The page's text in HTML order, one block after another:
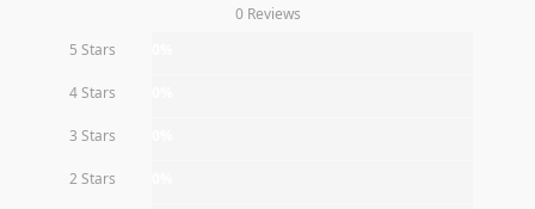
0 Reviews
5 Stars
4 Stars
3 Stars
2 Stars